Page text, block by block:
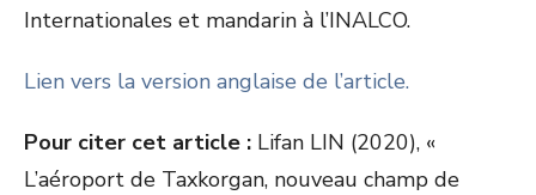
Internationales et mandarin à l’INALCO.
Lien vers la version anglaise de l’article.
Pour citer cet article : Lifan LIN (2020), «
L’aéroport de Taxkorgan, nouveau champ de